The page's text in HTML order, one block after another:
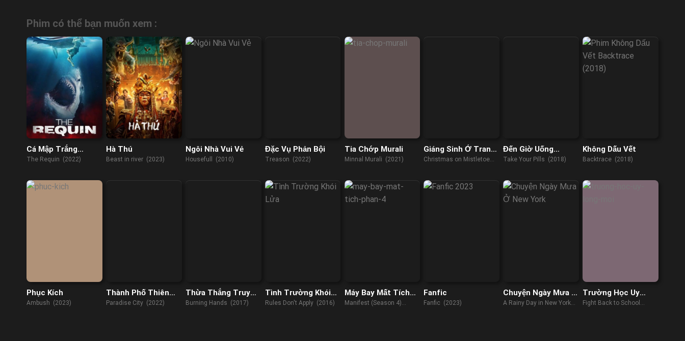
Phim có thể bạn muốn xem :
Cá Mập Trắng
Khổng Lồ
The Requin (2022)
Hà Thú
Beast in river (2023)
Ngôi Nhà Vui Vẻ
Housefull (2010)
Đặc Vụ Phản Bội
Treason (2022)
Tia Chớp Murali
Minnal Murali (2021)
Giáng Sinh Ở Trang
Trại Tầm Gửi
Christmas on Mistletoe
Đến Giờ Uống
Thuốc
Take Your Pills (2018)
Không Dấu Vết
Backtrace (2018)
Phục Kích
Ambush (2023)
Thành Phố Thiên
Đường
Paradise City (2022)
Thừa Thắng Truy
Kích
Burning Hands (2017)
Tình Trường Khói
Lửa
Rules Don't Apply (2016)
Máy Bay Mất Tích
(Phần 4)
Manifest (Season 4)
Fanfic
Fanfic (2023)
Chuyện Ngày Mưa Ở
New York
A Rainy Day in New York
Trường Học Uy
Long Mới
Fight Back to School